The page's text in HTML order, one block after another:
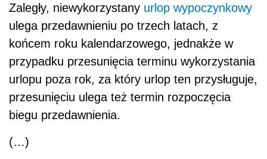
Zaległy, niewykorzystany urlop wypoczynkowy
ulega przedawnieniu po trzech latach, z
końcem roku kalendarzowego, jednakże w
przypadku przesunięcia terminu wykorzystania
urlopu poza rok, za który urlop ten przysługuje,
przesunięciu ulega też termin rozpoczęcia
biegu przedawnienia.
(…)